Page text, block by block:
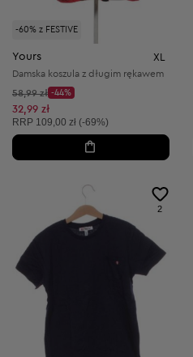
-60% z FESTIVE
Yours XL
Damska koszula z długim rękawem
Cena początkowa:
58,99 zł
Discount Price:
-44%
Obniżona cena:
32,99 zł
Cena sugerowana:
RRP 109,00 zł (-69%)
2